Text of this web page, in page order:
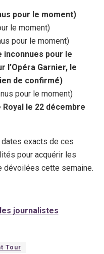
pour le moment)
le moment)
pour le moment)
inconnues pour le
l’Opéra Garnier, le
de confirmé)
pour le moment)
le 22 décembre
exacts de ces
pour acquérir les
dévoilées cette semaine.
Tour